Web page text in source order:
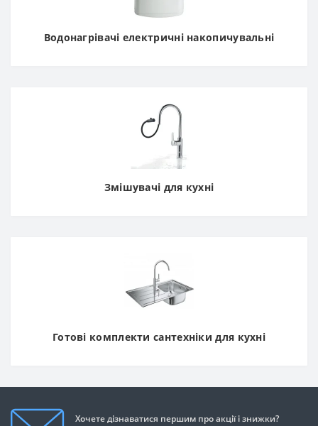
Водонагрівачі електричні накопичувальні
Змішувачі для кухні
Готові комплекти сантехніки для кухні
Хочете дізнаватися першим про акції і знижки?